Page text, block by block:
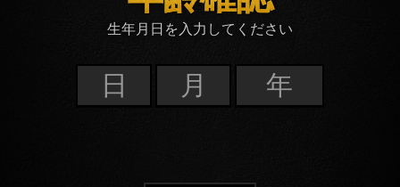
生年月日を入力してください